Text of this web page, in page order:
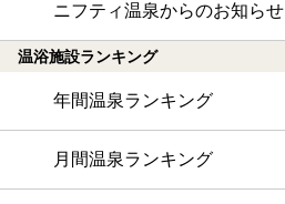
ニフティ温泉からのお知らせ
温浴施設ランキング
年間温泉ランキング
月間温泉ランキング